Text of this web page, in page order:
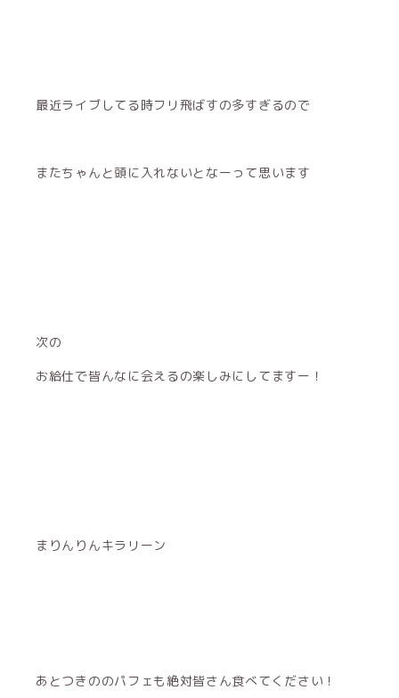
最近ライブしてる時フリ飛ばすの多すぎるので
またちゃんと頭に入れないとなーって思います
次の
お給仕で皆んなに会えるの楽しみにしてますー！
まりんりんキラリーン
あとつきののパフェも絶対皆さん食べてください！